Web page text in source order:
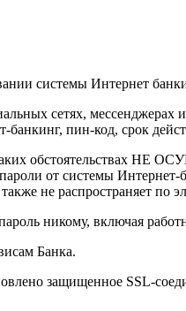
системы Интернет
сетях,
пин-код, срок
каких
от системы
не распространяет по
никому, включая
Банка.
защищенное SSL-